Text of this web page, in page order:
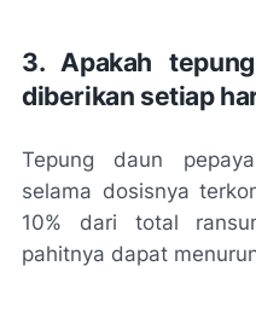
3. Apakah
diberikan setiap
Tepung daun
selama dosisnya
10% dari total
pahitnya dapat